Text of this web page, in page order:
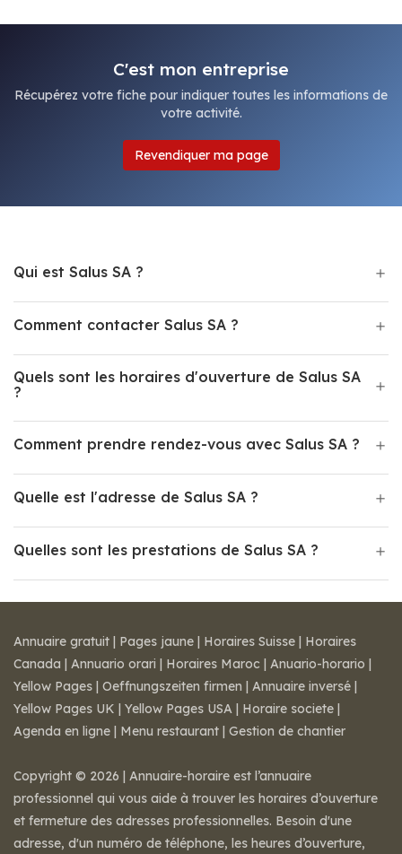
C'est mon entreprise
Récupérez votre fiche pour indiquer toutes les informations de
votre activité.
Revendiquer ma page
Qui est Salus SA ?
Comment contacter Salus SA ?
Quels sont les horaires d'ouverture de Salus SA
?
Comment prendre rendez-vous avec Salus SA ?
Quelle est l'adresse de Salus SA ?
Quelles sont les prestations de Salus SA ?
Annuaire gratuit | Pages jaune | Horaires Suisse | Horaires
Canada | Annuario orari | Horaires Maroc | Anuario-horario |
Yellow Pages | Oeffnungszeiten firmen | Annuaire inversé |
Yellow Pages UK | Yellow Pages USA | Horaire societe |
Agenda en ligne | Menu restaurant | Gestion de chantier
Copyright © 2026 | Annuaire-horaire est l’annuaire
professionnel qui vous aide à trouver les horaires d’ouverture
et fermeture des adresses professionnelles. Besoin d'une
adresse, d'un numéro de téléphone, les heures d’ouverture,